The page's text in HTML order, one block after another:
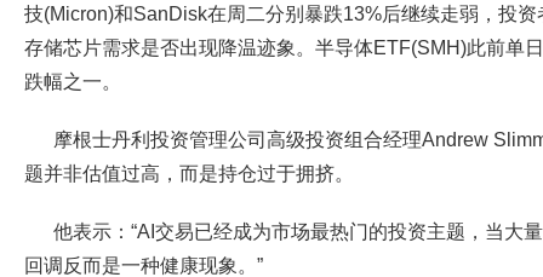
技(Micron)和SanDisk在周二分别暴跌13%后继续走弱，投
存储芯片需求是否出现降温迹象。半导体ETF(SMH)此前单
跌幅之一。
摩根士丹利投资管理公司高级投资组合经理Andrew
题并非估值过高，而是持仓过于拥挤。
他表示：“AI交易已经成为市场最热门的投资主题，当大
回调反而是一种健康现象。”